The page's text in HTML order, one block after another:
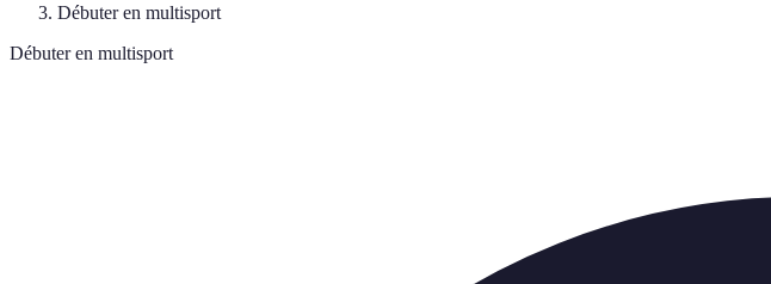
Débuter en multisport
Débuter en multisport